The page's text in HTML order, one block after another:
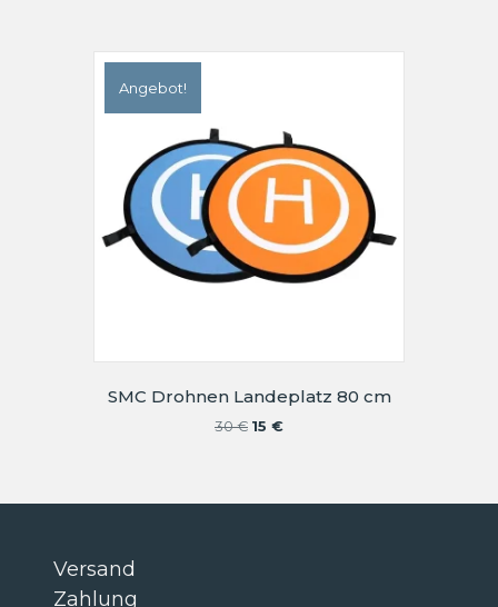
Angebot!
SMC Drohnen Landeplatz 80 cm
30€ Ursprünglicher
15 €Aktueller
Versand
Zahlung